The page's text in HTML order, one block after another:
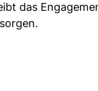
das